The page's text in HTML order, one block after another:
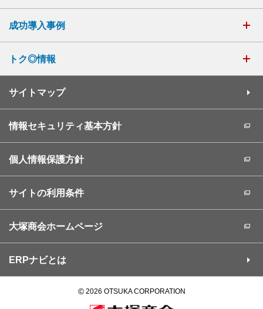
成功導入事例
トク◎情報
サイトマップ
情報セキュリティ基本方針
個人情報保護方針
サイトの利用条件
大塚商会ホームページ
ERPナビとは
©2026 OTSUKA CORPORATION